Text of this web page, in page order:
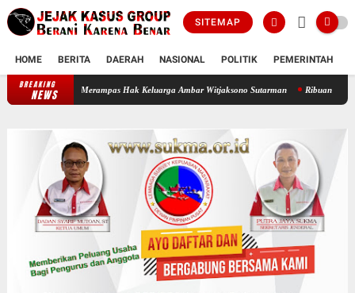
SITEMAP
HOME BERITA DAERAH NASIONAL POLITIK PEMERINTAH
BREAKING
NEWS
Tanah Merampas Hak Keluarga Ambar Witjaksono Sutarman Ribuan Paket